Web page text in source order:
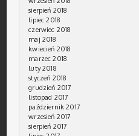
sierpień 2018
lipiec 2018
czerwiec 2018
maj 2018
kwiecień 2018
marzec 2018
luty 2018
styczeń 2018
grudzień 2017
listopad 2017
październik 2017
wrzesień 2017
sierpień 2017